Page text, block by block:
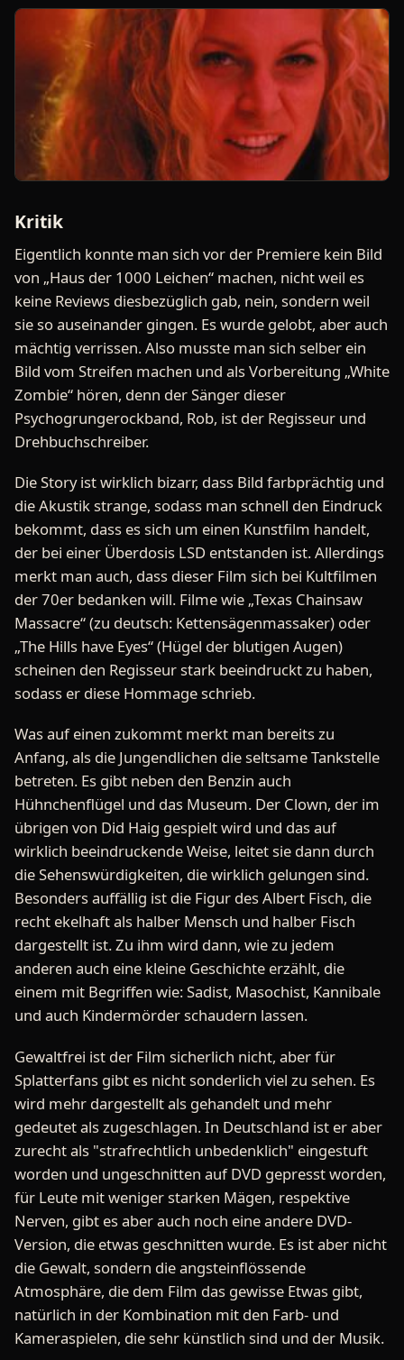
Kritik
Eigentlich konnte man sich vor der Premiere kein Bild
von „Haus der 1000 Leichen“ machen, nicht weil es
keine Reviews diesbezüglich gab, nein, sondern weil
sie so auseinander gingen. Es wurde gelobt, aber auch
mächtig verrissen. Also musste man sich selber ein
Bild vom Streifen machen und als Vorbereitung „White
Zombie“ hören, denn der Sänger dieser
Psychogrungerockband, Rob, ist der Regisseur und
Drehbuchschreiber.
Die Story ist wirklich bizarr, dass Bild farbprächtig und
die Akustik strange, sodass man schnell den Eindruck
bekommt, dass es sich um einen Kunstfilm handelt,
der bei einer Überdosis LSD entstanden ist. Allerdings
merkt man auch, dass dieser Film sich bei Kultfilmen
der 70er bedanken will. Filme wie „Texas Chainsaw
Massacre“ (zu deutsch: Kettensägenmassaker) oder
„The Hills have Eyes“ (Hügel der blutigen Augen)
scheinen den Regisseur stark beeindruckt zu haben,
sodass er diese Hommage schrieb.
Was auf einen zukommt merkt man bereits zu
Anfang, als die Jungendlichen die seltsame Tankstelle
betreten. Es gibt neben den Benzin auch
Hühnchenflügel und das Museum. Der Clown, der im
übrigen von Did Haig gespielt wird und das auf
wirklich beeindruckende Weise, leitet sie dann durch
die Sehenswürdigkeiten, die wirklich gelungen sind.
Besonders auffällig ist die Figur des Albert Fisch, die
recht ekelhaft als halber Mensch und halber Fisch
dargestellt ist. Zu ihm wird dann, wie zu jedem
anderen auch eine kleine Geschichte erzählt, die
einem mit Begriffen wie: Sadist, Masochist, Kannibale
und auch Kindermörder schaudern lassen.
Gewaltfrei ist der Film sicherlich nicht, aber für
Splatterfans gibt es nicht sonderlich viel zu sehen. Es
wird mehr dargestellt als gehandelt und mehr
gedeutet als zugeschlagen. In Deutschland ist er aber
zurecht als "strafrechtlich unbedenklich" eingestuft
worden und ungeschnitten auf DVD gepresst worden,
für Leute mit weniger starken Mägen, respektive
Nerven, gibt es aber auch noch eine andere DVD-
Version, die etwas geschnitten wurde. Es ist aber nicht
die Gewalt, sondern die angsteinflössende
Atmosphäre, die dem Film das gewisse Etwas gibt,
natürlich in der Kombination mit den Farb- und
Kameraspielen, die sehr künstlich sind und der Musik.